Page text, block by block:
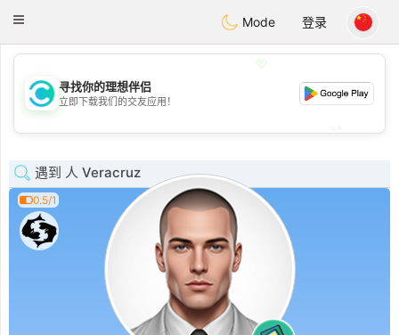
Citas
Toggle
Mode 登录
💖
💕
寻找你的理想伴侣
立即下载我们的交友应用！
遇到 人 Veracruz
0.5/1